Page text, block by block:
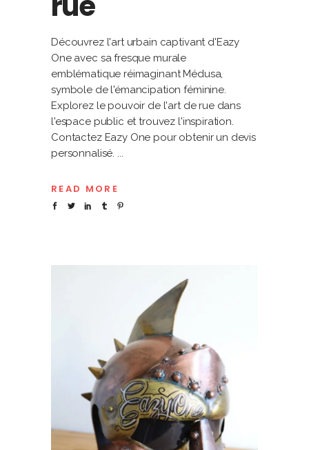
Découvrez l'art urbain captivant d'Eazy
One avec sa fresque murale
emblématique réimaginant Médusa,
symbole de l'émancipation féminine.
Explorez le pouvoir de l'art de rue dans
l'espace public et trouvez l'inspiration.
Contactez Eazy One pour obtenir un devis
personnalisé.
READ MORE